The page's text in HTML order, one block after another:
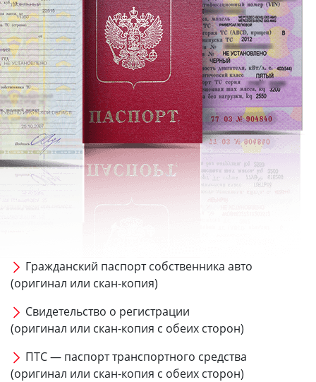
Гражданский паспорт собственника авто
(оригинал или скан-копия)
Свидетельство о регистрации
(оригинал или скан-копия с обеих сторон)
ПТС — паспорт транспортного средства
(оригинал или скан-копия с обеих сторон)